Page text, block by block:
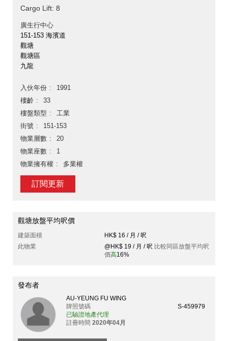
Cargo Lift: 8
廣生行中心
151-153 海濱道
觀塘
觀塘區
九龍
入伙年份
1991
樓齡
33
樓盤類型
工業
街號
151-153
物業層數
20
物業座數
1
物業擁有權
多業權
訂閱更新
觀塘放盤平均呎價
建築面積
HK$ 16 / 月 / 呎
此物業
@HK$ 19 / 月 / 呎 比較同區放盤平均呎
價高16%
發布者
AU-YEUNG FU WING
牌照號碼
S-459979
已驗證地產代理
註冊時間 2020年04月